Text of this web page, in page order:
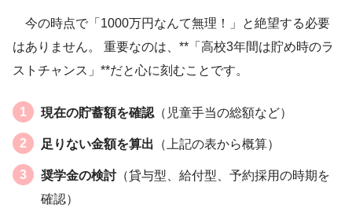
今の時点で「1000万円なんて無理！」と絶望する必要
はありません。 重要なのは、**「高校3年間は貯め時のラ
ストチャンス」**だと心に刻むことです。
現在の貯蓄額を確認 （児童手当の総額など）
足りない金額を算出 （上記の表から概算）
奨学金の検討（貸与型、給付型、予約採用の時期を
確認）